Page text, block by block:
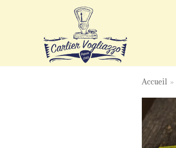
Accueil »